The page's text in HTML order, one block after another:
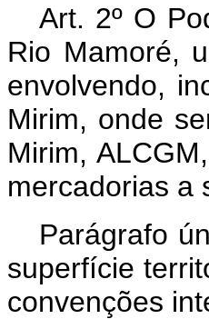
Art. 2º O
Rio Mamoré,
envolvendo,
Mirim, onde
Mirim,
mercadorias a
Parágrafo
superfície
convenções